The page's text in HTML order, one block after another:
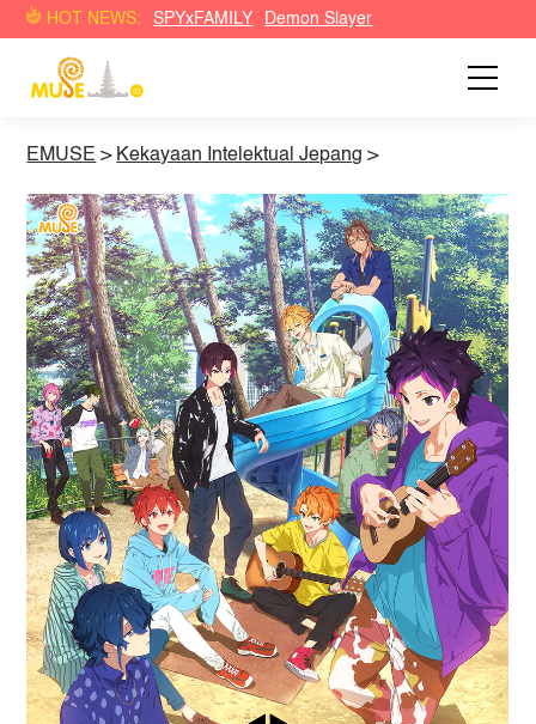
HOT NEWS: SPYxFAMILY Demon Slayer
EMUSE > Kekayaan Intelektual Jepang >